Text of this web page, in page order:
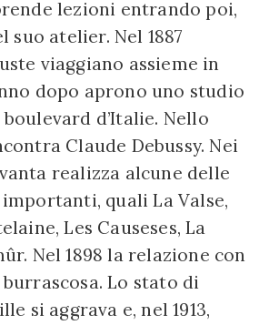
lezioni entrando poi,
suo atelier. Nel 1887
viaggiano assieme in
dopo aprono uno studio
d’Italie. Nello
Claude Debussy. Nei
realizza alcune delle
quali La Valse,
Les Causeses, La
Nel 1898 la relazione con
Lo stato di
si aggrava e, nel 1913,